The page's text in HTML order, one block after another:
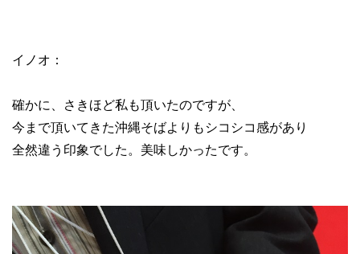
イノオ：
確かに、さきほど私も頂いたのですが、
今まで頂いてきた沖縄そばよりもシコシコ感があり
全然違う印象でした。美味しかったです。